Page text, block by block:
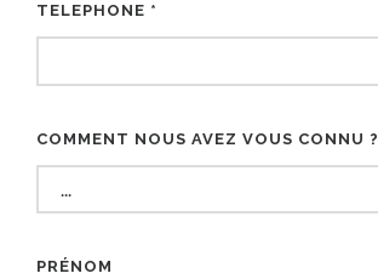
TELEPHONE *
COMMENT NOUS AVEZ VOUS CONNU ?
PRÉNOM